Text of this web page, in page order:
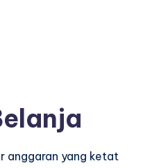
anggaran yang ketat